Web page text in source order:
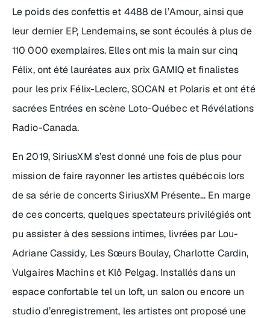
Le poids des confettis et 4488 de l’Amour, ainsi que
leur dernier EP, Lendemains, se sont écoulés à plus de
110 000 exemplaires. Elles ont mis la main sur cinq
Félix, ont été lauréates aux prix GAMIQ et finalistes
pour les prix Félix-Leclerc, SOCAN et Polaris et ont été
sacrées Entrées en scène Loto-Québec et Révélations
Radio-Canada.
En 2019, SiriusXM s’est donné une fois de plus pour
mission de faire rayonner les artistes québécois lors
de sa série de concerts SiriusXM Présente… En marge
de ces concerts, quelques spectateurs privilégiés ont
pu assister à des sessions intimes, livrées par Lou-
Adriane Cassidy, Les Sœurs Boulay, Charlotte Cardin,
Vulgaires Machins et Klô Pelgag. Installés dans un
espace confortable tel un loft, un salon ou encore un
studio d’enregistrement, les artistes ont proposé une